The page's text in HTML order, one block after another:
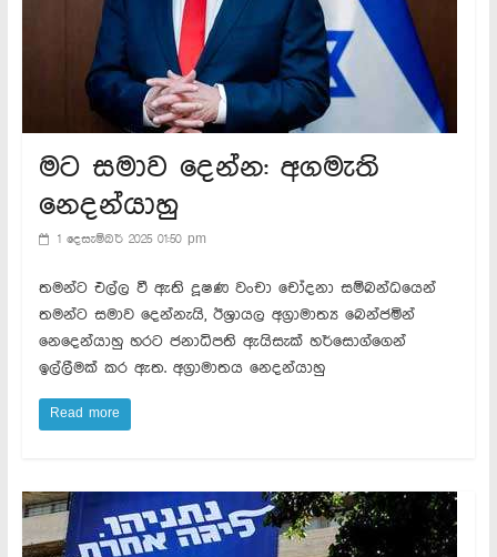
මට සමාව දෙන්න: අගමැති
නෙදන්යාහු
1 දෙසැම්බර් 2025 01:50 pm
තමන්ට එල්ල වී ඇති දූෂණ වංචා චෝදනා සම්බන්ධයෙන්
තමන්ට සමාව දෙන්නැයි, ඊශ්‍රායල අග්‍රාමාත්‍ය බෙන්ජමින්
නෙදෙන්යාහු හරට ජනාධිපති ඇයිසැක් හර්සොග්ගෙන්
ඉල්ලීමක් කර ඇත. අග්‍රාමාතය නෙදන්යාහු
Read more